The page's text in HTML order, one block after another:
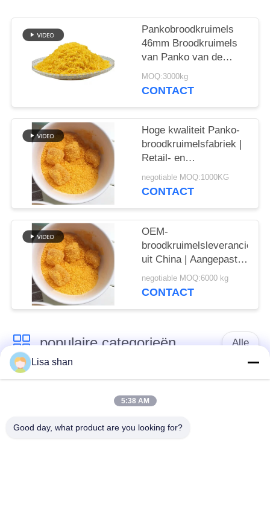
PRIVACYBELEID
Pankobroodkruimels
46mm Broodkruimels
van Panko van de
Naaldvorm Gele
MOQ:3000kg
CONTACT
Hoge kwaliteit Panko-
broodkruimelsfabriek |
Retail- en
bulkverpakkingsopties
negotiable MOQ:1000KG
CONTACT
OEM-
broodkruimelsleverancier
uit China | Aangepaste
formule en private label
negotiable MOQ:6000 kg
CONTACT
populaire categorieën Alle
Japanse
broodcrumbs
Gehele het
Lisa shan
5:38 AM
Good day, what product are you looking for?